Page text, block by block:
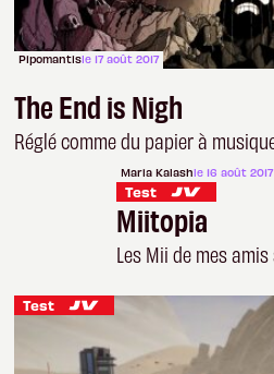
Pipomantisle 17 août 2017
The End is Nigh
Réglé comme du papier à
Test
Maria Kalashle 16 août 2017
Miitopia
Les Mii de mes
Test